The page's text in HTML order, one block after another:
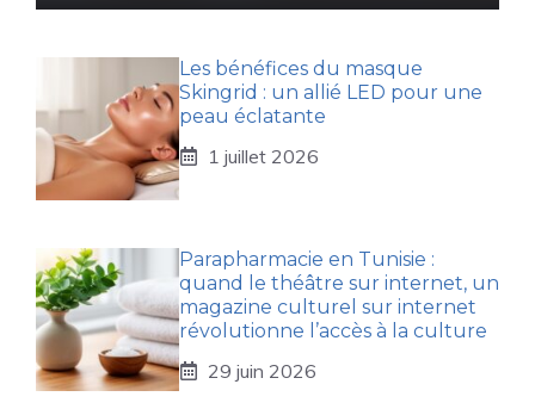
Les bénéfices du masque
Skingrid : un allié LED pour une
peau éclatante
1 juillet 2026
Parapharmacie en Tunisie :
quand le théâtre sur internet, un
magazine culturel sur internet
révolutionne l’accès à la culture
29 juin 2026